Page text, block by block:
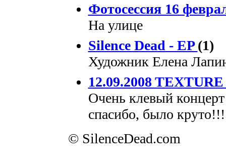
Фотосессия 16
На улице
Silence Dead - EP(1)
Художник Елена
12.09.2008
Очень клевый
спасибо, было
© SilenceDead.com